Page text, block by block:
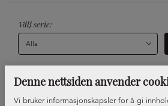
Denne nettsiden anvender
Vi bruker informasjonskapsler for å gi
Välj serie:
Alla
Ingen produkter ble funnet i dette